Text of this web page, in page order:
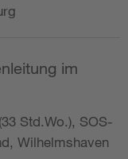
im
Std.Wo.), SOS-
Wilhelmshaven